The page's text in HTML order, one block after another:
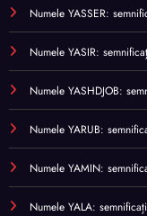
Numele YASSER:
Numele YASIR:
Numele YASHDJOB:
Numele YARUB:
Numele YAMIN:
Numele YALA: